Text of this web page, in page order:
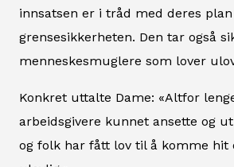
innsatsen er i tråd med deres
grensesikkerheten. Den tar også
menneskesmuglere som lover
Konkret uttalte Dame: «Altfor
arbeidsgivere kunnet ansette og
og folk har fått lov til å komme hit